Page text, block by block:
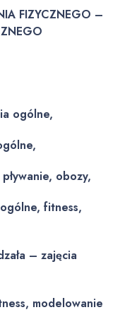
FIZYCZNEGO –
ogólne,
obozy,
fitness,
– zajęcia
modelowanie